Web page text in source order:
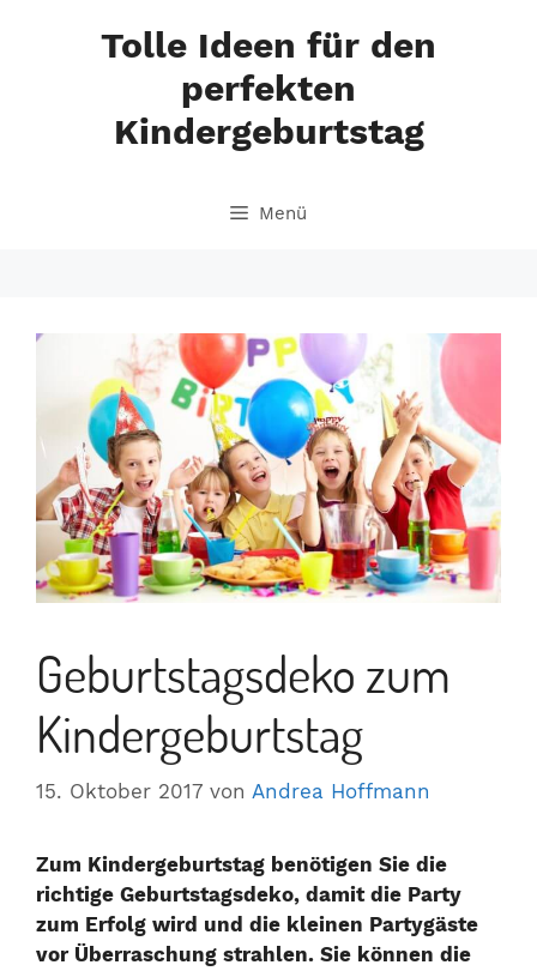
Tolle Ideen für den
perfekten
Kindergeburtstag
Menü
Geburtstagsdeko zum
Kindergeburtstag
15. Oktober 2017 von Andrea Hoffmann
Zum Kindergeburtstag benötigen Sie die
richtige Geburtstagsdeko, damit die Party
zum Erfolg wird und die kleinen Partygäste
vor Überraschung strahlen. Sie können die